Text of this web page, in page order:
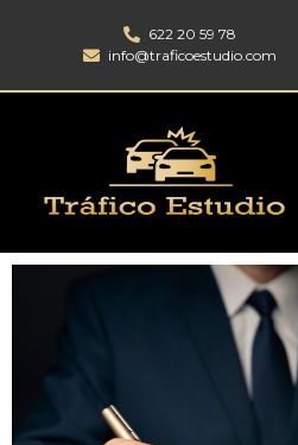
622 20 59 78
info@traficoestudio.com